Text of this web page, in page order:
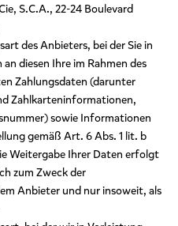
S.C.A., 22-24 Boulevard
des Anbieters, bei der Sie in
diesen Ihre im Rahmen des
Zahlungsdaten (darunter
Zahlkarteninformationen,
sowie Informationen
gemäß Art. 6 Abs. 1 lit. b
Weitergabe Ihrer Daten erfolgt
zum Zweck der
Anbieter und nur insoweit, als